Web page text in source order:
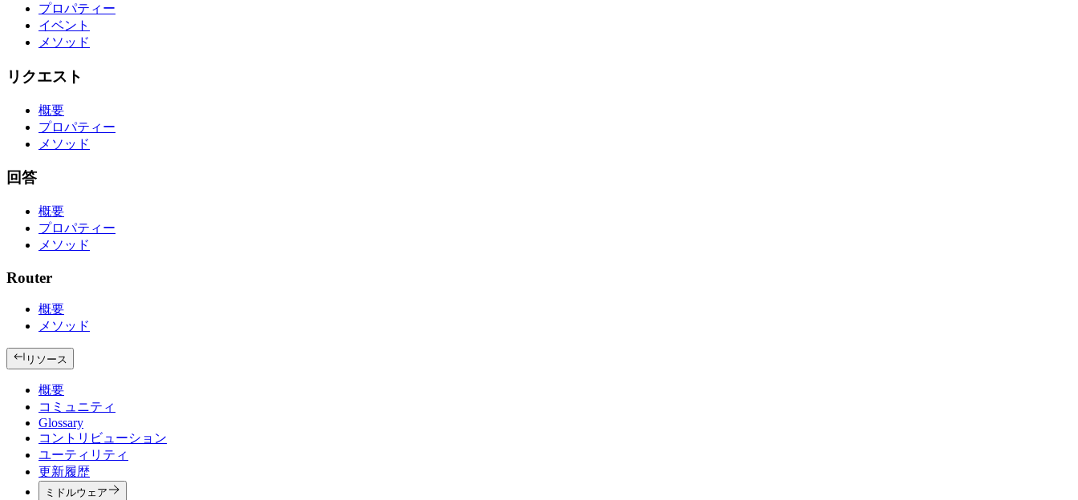
プロパティー
イベント
メソッド
リクエスト
概要
プロパティー
メソッド
回答
概要
プロパティー
メソッド
Router
概要
メソッド
リソース
概要
コミュニティ
Glossary
コントリビューション
ユーティリティ
更新履歴
ミドルウェア